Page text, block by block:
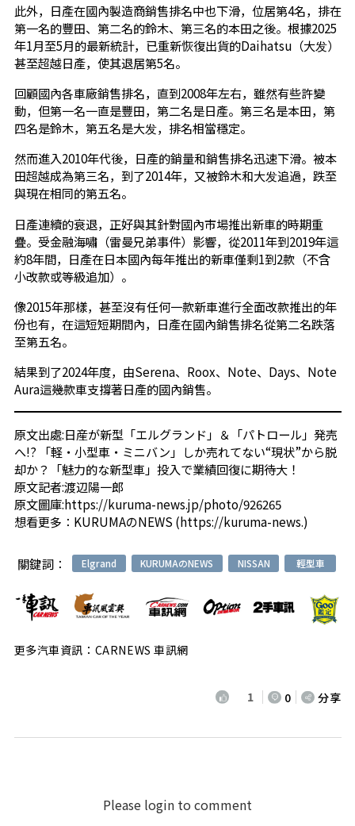
此外，日產在國內製造商銷售排名中也下滑，位居第4名，排在
第一名的豐田、第二名的鈴木、第三名的本田之後。根據2025
年1月至5月的最新統計，已重新恢復出貨的Daihatsu（大发）
甚至超越日產，使其退居第5名。
回顧國內各車廠銷售排名，直到2008年左右，雖然有些許變
動，但第一名一直是豐田，第二名是日產。第三名是本田，第
四名是鈴木，第五名是大发，排名相當穩定。
然而進入2010年代後，日產的銷量和銷售排名迅速下滑。被本
田超越成為第三名，到了2014年，又被鈴木和大发追過，跌至
與現在相同的第五名。
日產連續的衰退，正好與其針對國內市場推出新車的時期重
疊。受金融海嘯（雷曼兄弟事件）影響，從2011年到2019年這
約8年間，日產在日本國內每年推出的新車僅剩1到2款（不含
小改款或等級追加）。
像2015年那樣，甚至沒有任何一款新車進行全面改款推出的年
份也有，在這短短期間內，日產在國內銷售排名從第二名跌落
至第五名。
結果到了2024年度，由Serena、Roox、Note、Days、Note
Aura這幾款車支撐著日產的國內銷售。
原文出處:日産が新型「エルグランド」＆「パトロール」発売
へ!? 「軽・小型車・ミニバン」しか売れてない“現状”から脱
却か？「魅力的な新型車」投入で業績回復に期待大！
原文記者:渡辺陽一郎
原文圖庫:https://kuruma-news.jp/photo/926265
想看更多： KURUMAのNEWS (https://kuruma-news.)
關鍵詞： Elgrand KURUMAのNEWS NISSAN 輕型車
更多汽車資訊：CARNEWS 車訊網
1 0 分享
Please login to comment